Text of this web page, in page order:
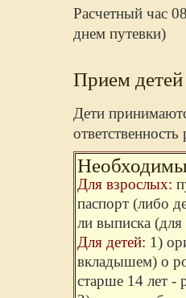
Расчетный час
днем путевки)
Прием детей
Дети
Для взрослых:
паспорт (либо
ли выписка
Для детей: 1)
вкладышем) о
старше 14 лет -